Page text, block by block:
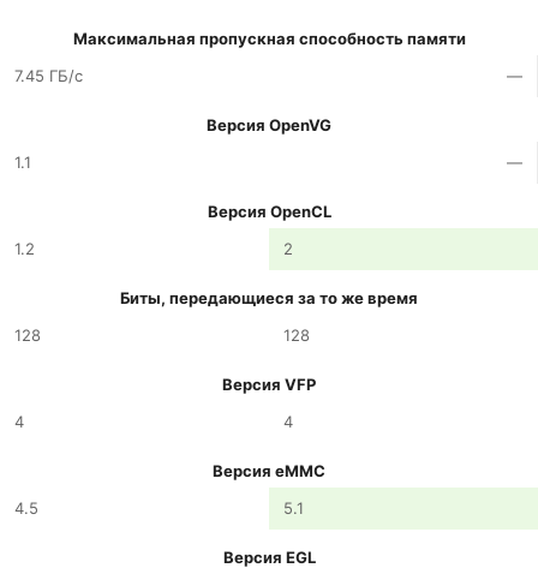
Максимальная пропускная способность памяти
7.45 ГБ/с
—
Версия OpenVG
1.1
—
Версия OpenCL
1.2
2
Биты, передающиеся за то же время
128
128
Версия VFP
4
4
Версия eMMC
4.5
5.1
Версия EGL